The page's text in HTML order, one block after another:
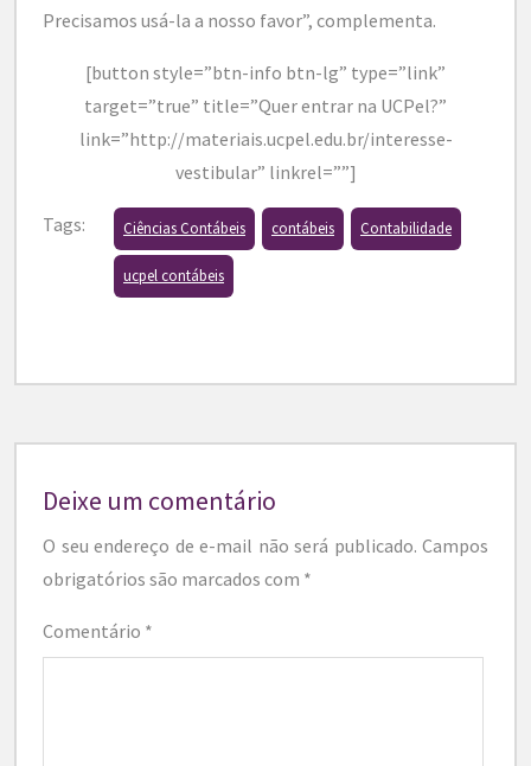
Precisamos usá-la a nosso favor”, complementa.
[button style=”btn-info btn-lg” type=”link”
target=”true” title=”Quer entrar na UCPel?”
link=”http://materiais.ucpel.edu.br/interesse-
vestibular” linkrel=””]
Tags: Ciências Contábeis contábeis Contabilidade
ucpel contábeis
Deixe um comentário
O seu endereço de e-mail não será publicado. Campos
obrigatórios são marcados com *
Comentário *